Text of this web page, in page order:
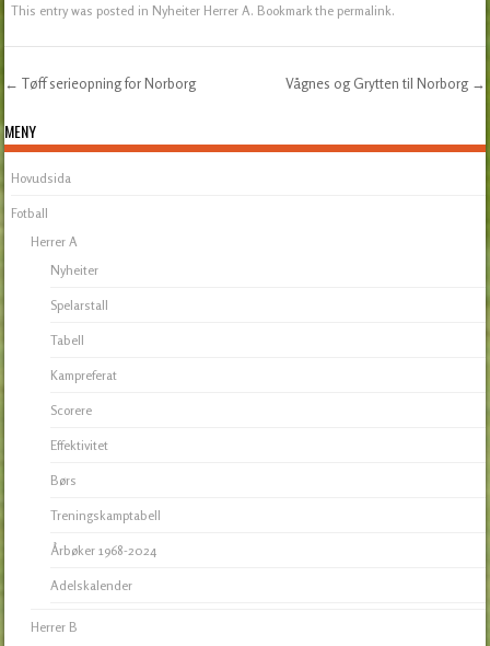
This entry was posted in Nyheiter Herrer A. Bookmark thepermalink.
Post navigation
← Tøff serieopning for Norborg Vågnes og Grytten til Norborg →
MENY
Hovudsida
Fotball
Herrer A
Nyheiter
Spelarstall
Tabell
Kampreferat
Scorere
Effektivitet
Børs
Treningskamptabell
Årbøker 1968-2024
Adelskalender
Herrer B